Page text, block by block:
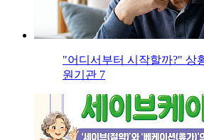
"어디서부터 시작할까?" 상
원기관 7